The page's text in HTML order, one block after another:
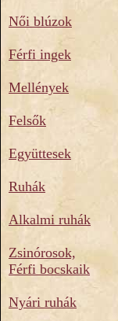
Női blúzok
Férfi ingek
Mellények
Felsők
Együttesek
Ruhák
Alkalmi ruhák
Zsinórosok,
Férfi bocskaik
Nyári ruhák